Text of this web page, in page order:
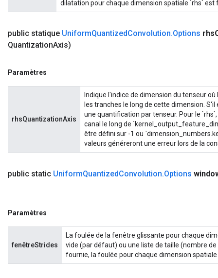
dilatation pour chaque dimension spatiale `rhs` est
public statique UniformQuantizedConvolution.Options rhs
QuantizationAxis)
Paramètres
rhsQuantizationAxis
Indique l'indice de dimension du tenseur
les tranches le long de cette dimension.
une quantification par tenseur. Pour le
canal le long de
être défini sur -1 ou
valeurs généreront une erreur lors de la
public static UniformQuantizedConvolution.Options
Paramètres
fenêtreStrides
La foulée de la fenêtre glissante pour chaque
vide (par défaut) ou une liste de taille (nombre
fournie, la foulée pour chaque dimension